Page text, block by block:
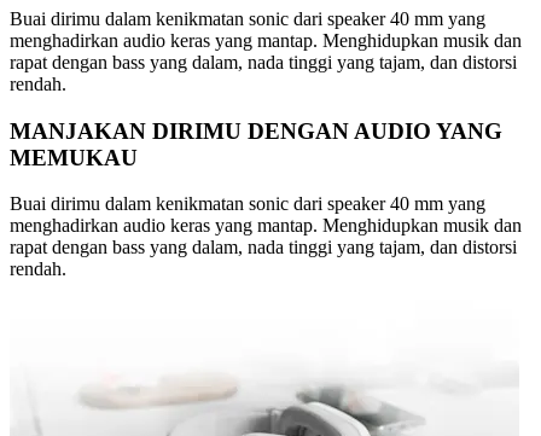
Buai dirimu dalam kenikmatan sonic dari speaker 40 mm yang
menghadirkan audio keras yang mantap. Menghidupkan musik dan
rapat dengan bass yang dalam, nada tinggi yang tajam, dan distorsi
rendah.
MANJAKAN DIRIMU DENGAN AUDIO YANG
MEMUKAU
Buai dirimu dalam kenikmatan sonic dari speaker 40 mm yang
menghadirkan audio keras yang mantap. Menghidupkan musik dan
rapat dengan bass yang dalam, nada tinggi yang tajam, dan distorsi
rendah.